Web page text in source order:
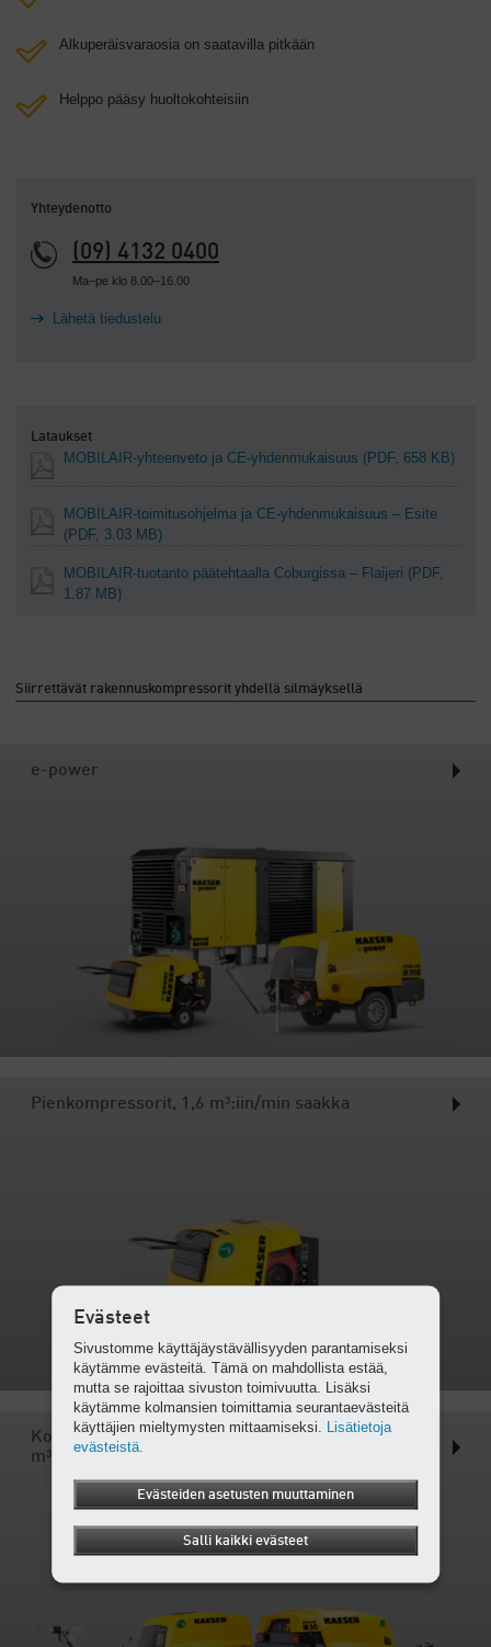
Alkuperäisvaraosia on saatavilla pitkään
Helppo pääsy huoltokohteisiin
Yhteydenotto
(09) 4132 0400
Ma–pe klo 8.00–16.00
Lähetä tiedustelu
Lataukset
MOBILAIR-yhteenveto ja CE-yhdenmukaisuus (PDF, 658 KB)
MOBILAIR-toimitusohjelma ja CE-yhdenmukaisuus – Esite
(PDF, 3.03 MB)
MOBILAIR-tuotanto päätehtaalla Coburgissa – Flaijeri (PDF,
1.87 MB)
Siirrettävät rakennuskompressorit yhdellä silmäyksellä
e-power
Pienkompressorit, 1,6 m³:iin/min saakka
Kompaktit kompressorit, joiden tuotto on enintään 3
m³/min
Evästeet
Sivustomme käyttäjäystävällisyyden parantamiseksi
käytämme evästeitä. Tämä on mahdollista estää,
mutta se rajoittaa sivuston toimivuutta. Lisäksi
käytämme kolmansien toimittamia seurantaevästeitä
käyttäjien mieltymysten mittaamiseksi. Lisätietoja
evästeistä.
Evästeiden asetusten muuttaminen
Salli kaikki evästeet